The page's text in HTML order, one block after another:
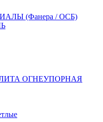
(Фанера / ОСБ)
ОГНЕУПОРНАЯ